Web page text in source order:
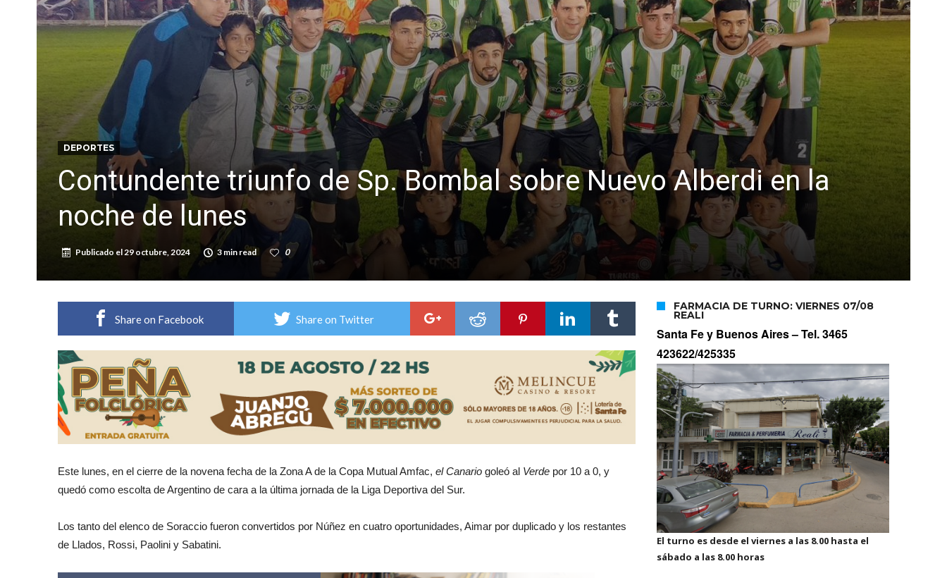
Violento robo en la zona rural de Firmat: maniataron a una pareja de adultos mayores
Colecta solidaria de juguetes en Firmat para el EPI y el Hospital Vilela
Firmat: “Codo a codo” lanza una campaña de recolección de golosinas para agasajar a los niños en su día
Vuelve el básquet: este viernes arranca el Clausura con agenda confirmada y planteles renovados
DEPORTES
Contundente triunfo de Sp. Bombal sobre Nuevo Alberdi en la
noche de lunes
Publicado el29 octubre, 2024 3 min read 0
Share on Facebook Share on Twitter
Este lunes, en el cierre de la novena fecha de la Zona A de la Copa Mutual Amfac, el Canario goleó al Verde por 10 a 0, y
quedó como escolta de Argentino de cara a la última jornada de la Liga Deportiva del Sur.
Los tanto del elenco de Soraccio fueron convertidos por Núñez en cuatro oportunidades, Aimar por duplicado y los restantes
de Llados, Rossi, Paolini y Sabatini.
FARMACIA DE TURNO: VIERNES 07/08
REALI
Santa Fe y Buenos Aires –Tel. 3465
423622/425335
El turno es desde el viernes a las 8.00 hasta el
sábado a las 8.00 horas